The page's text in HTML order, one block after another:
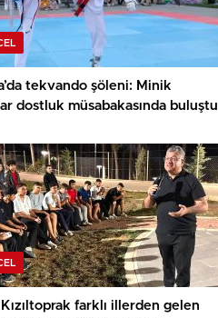
tekvando şöleni: Minik
dostluk müsabakasında buluştu
farklı illerden gelen